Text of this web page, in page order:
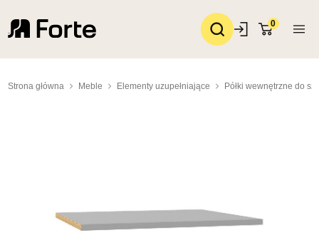
0
Strona główna Meble Elementy uzupełniające Półki wewnętrzne do